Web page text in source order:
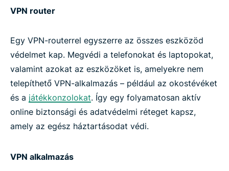
VPN router
Egy VPN-routerrel egyszerre az összes eszközöd
védelmet kap. Megvédi a telefonokat és laptopokat,
valamint azokat az eszközöket is, amelyekre nem
telepíthető VPN-alkalmazás – például az okostévéket
és a játékkonzolokat. Így egy folyamatosan aktív
online biztonsági és adatvédelmi réteget kapsz,
amely az egész háztartásodat védi.
VPN alkalmazás